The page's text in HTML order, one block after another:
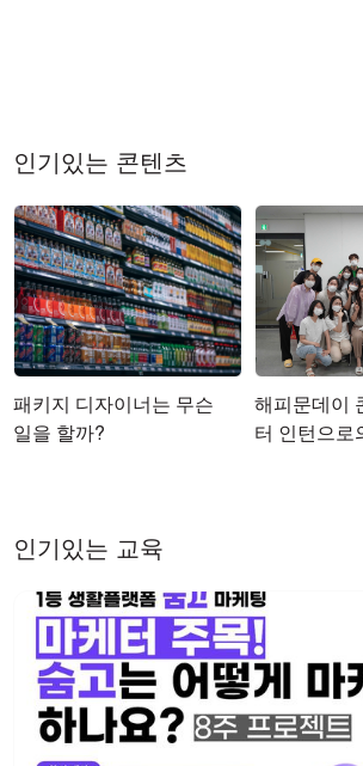
인기있는 콘텐츠
패키지 디자이너는 무슨
일을 할까?
해피문데이
터 인턴으로
인기있는 교육